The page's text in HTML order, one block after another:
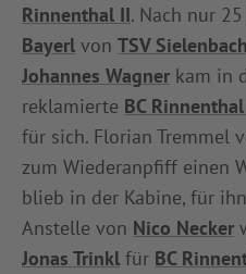
Rinnenthal II. Nach nur
Bayerl von TSV Sielenbach
Johannes Wagner kam in
reklamierte BC
für sich. Florian Tremmel
zum Wiederanpfiff einen
blieb in der Kabine, für
Anstelle von Nico Necker
Jonas Trinkl für BC